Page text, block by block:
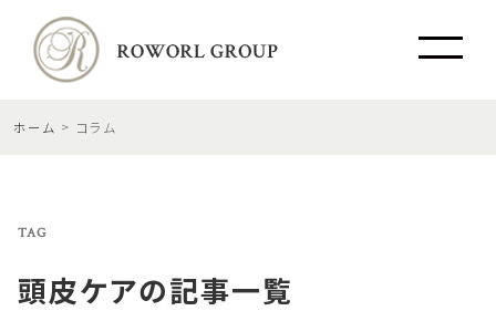
ホーム コラム
TAG
頭皮ケアの記事一覧